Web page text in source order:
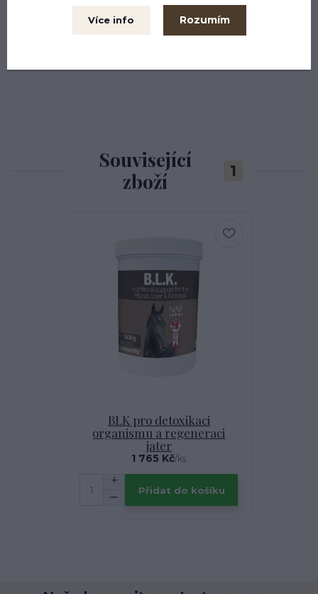
Poprsníky anglické
Související
zboží
1
BLK pro detoxikaci
organismu a regeneraci
jater
1 765 Kč/ks
Přidat do košíku
Více info Rozumím